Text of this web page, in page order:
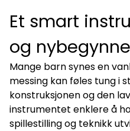
Et smart
og
Mange barn synes en
messing kan føles tung i
konstruksjonen og den
instrumentet enklere å
spillestilling og teknikk